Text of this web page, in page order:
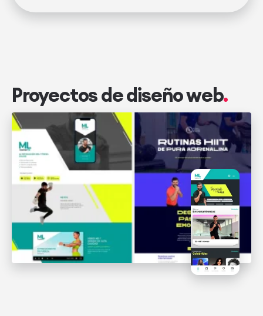
Proyectos de diseño web